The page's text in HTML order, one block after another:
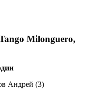
Milonguero,
Андрей (3)